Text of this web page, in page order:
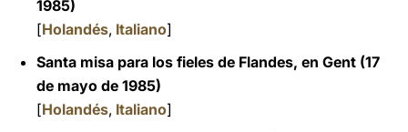
1985)
[Holandés, Italiano]
Santa misa para los fieles de Flandes, en Gent (17
de mayo de 1985)
[Holandés, Italiano]